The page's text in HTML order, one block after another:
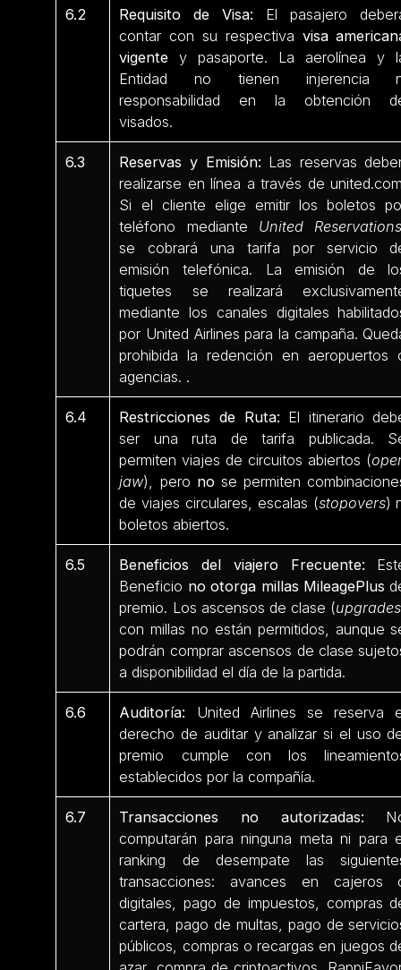
6.2 Requisito de Visa: El pasajero
contar con su respectiva visa
vigente y pasaporte. La aerolínea y
Entidad no tienen injerencia
responsabilidad en la obtención
visados.
6.3 Reservas y Emisión: Las reservas
realizarse en línea a través de
Si el cliente elige emitir los boletos
teléfono mediante United
se cobrará una tarifa por servicio
emisión telefónica. La emisión de
tiquetes se realizará
mediante los canales digitales
por United Airlines para la campaña.
prohibida la redención en aeropuertos
agencias. .
6.4 Restricciones de Ruta: El itinerario
ser una ruta de tarifa publicada.
permiten viajes de circuitos abiertos (
jaw), pero nose permiten
de viajes circulares, escalas (stopovers)
boletos abiertos.
6.5 Beneficios del viajero Frecuente:
Beneficio no otorga millas MileagePlus
premio. Los ascensos de clase (upgrades
con millas no están permitidos, aunque
podrán comprar ascensos de clase
a disponibilidad el día de la partida.
6.6 Auditoría: United Airlines se reserva
derecho de auditar y analizar si el uso
premio cumple con los
establecidos por la compañía.
6.7 Transacciones no autorizadas:
computarán para ninguna meta ni para
ranking de desempate las
transacciones: avances en cajeros
digitales, pago de impuestos, compras
cartera, pago de multas, pago de
públicos, compras o recargas en juegos